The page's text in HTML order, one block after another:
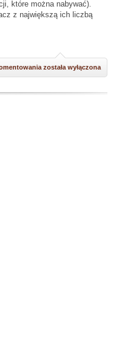
które można nabywać).
z największą ich liczbą
Jak
została wyłączona